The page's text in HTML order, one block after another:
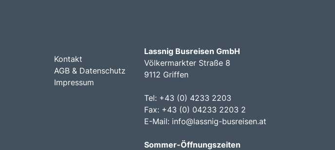
Kontakt
AGB & Datenschutz
Impressum
Lassnig Busreisen GmbH
Völkermarkter Straße 8
9112 Griffen
Tel: +43 (0) 4233 2203
Fax: +43 (0) 04233 2203 2
E-Mail: info@lassnig-busreisen.at
Sommer-Öffnungszeiten